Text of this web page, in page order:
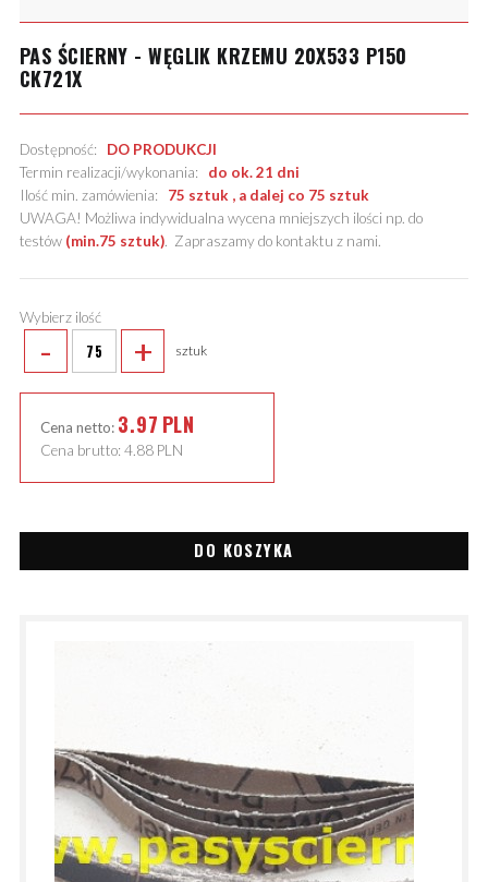
PAS ŚCIERNY - WĘGLIK KRZEMU 20X533 P150
CK721X
Dostępność: DO PRODUKCJI
Termin realizacji/wykonania: do ok. 21 dni
Ilość min. zamówienia: 75 sztuk , a dalej co 75 sztuk
UWAGA! Możliwa indywidualna wycena mniejszych ilości np. do
testów (min.75 sztuk). Zapraszamy do kontaktu z nami.
Wybierz ilość
- + sztuk
Cena netto: 3.97 PLN
Cena brutto: 4.88 PLN
DO KOSZYKA